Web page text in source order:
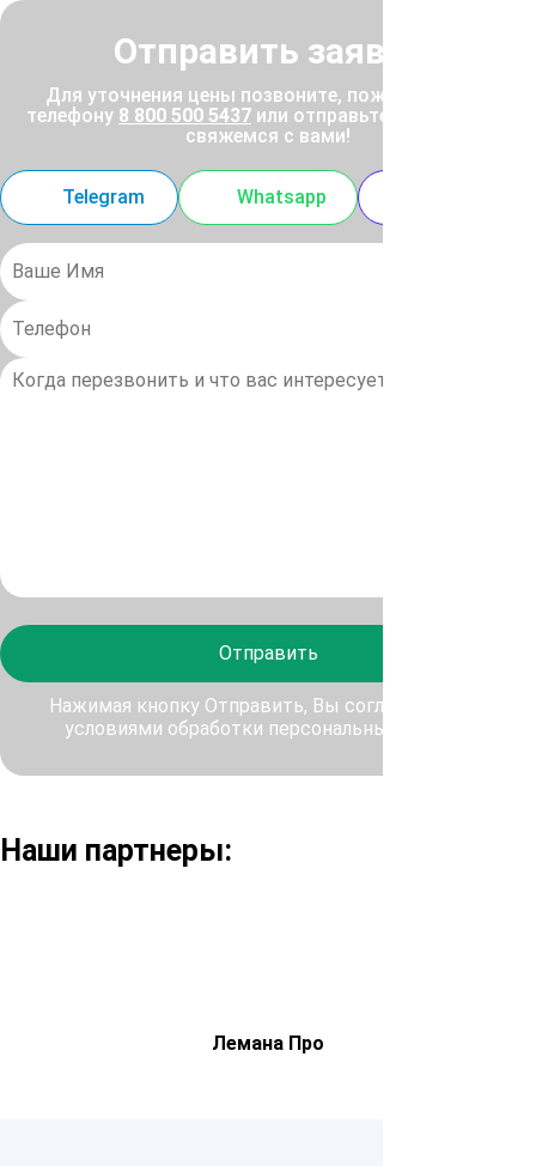
Отправить заявку
Для уточнения цены позвоните, пожалуйста, по
телефону 8 800 500 5437 или отправьте заявку, и мы
свяжемся с вами!
Telegram Whatsapp
Отправить
Нажимая кнопку Отправить, Вы соглашаетесь с
условиями обработки персональных данных
Наши партнеры:
Лемана Про